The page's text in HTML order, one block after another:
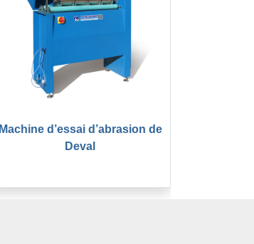
Machine d’essai d’abrasion de
Deval